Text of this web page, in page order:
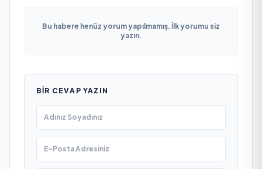
Bu habere henüz yorum yapılmamış. İlk yorumu siz
yazın.
BIR CEVAP YAZIN